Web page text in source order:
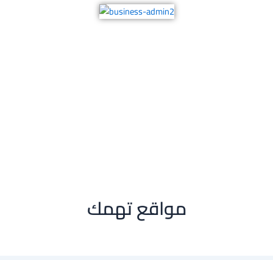
مواقع تهمك